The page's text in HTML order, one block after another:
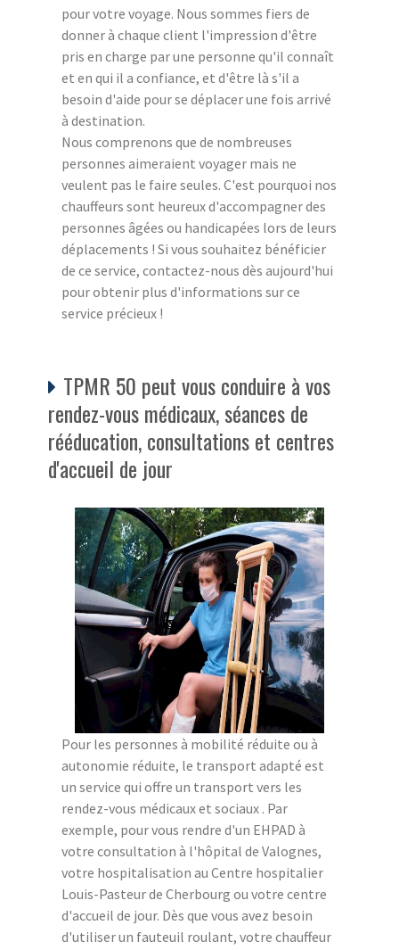
pour votre voyage. Nous sommes fiers de
donner à chaque client l'impression d'être
pris en charge par une personne qu'il connaît
et en qui il a confiance, et d'être là s'il a
besoin d'aide pour se déplacer une fois arrivé
à destination.
Nous comprenons que de nombreuses
personnes aimeraient voyager mais ne
veulent pas le faire seules. C'est pourquoi nos
chauffeurs sont heureux d'accompagner des
personnes âgées ou handicapées lors de leurs
déplacements ! Si vous souhaitez bénéficier
de ce service, contactez-nous dès aujourd'hui
pour obtenir plus d'informations sur ce
service précieux !
TPMR 50 peut vous conduire à vos
rendez-vous médicaux, séances de
rééducation, consultations et centres
d'accueil de jour
Pour les personnes à mobilité réduite ou à
autonomie réduite, le transport adapté est
un service qui offre un transport vers les
rendez-vous médicaux et sociaux . Par
exemple, pour vous rendre d'un EHPAD à
votre consultation à l'hôpital de Valognes,
votre hospitalisation au Centre hospitalier
Louis-Pasteur de Cherbourg ou votre centre
d'accueil de jour. Dès que vous avez besoin
d'utiliser un fauteuil roulant, votre chauffeur